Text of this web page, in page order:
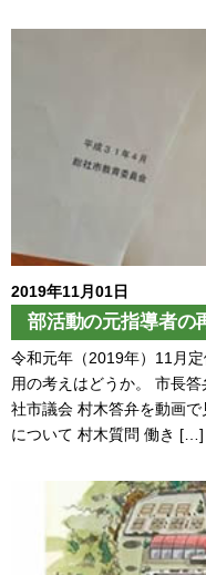
2019年11月01日
部活動の元指導者の
令和元年（2019年）11月
用の考えはどうか。 市長
社市議会 村木答弁を動画
について 村木質問 働き […]